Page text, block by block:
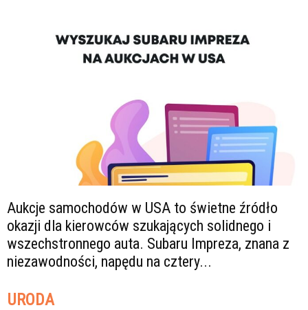
Aukcje samochodów w USA to świetne źródło
okazji dla kierowców szukających solidnego i
wszechstronnego auta. Subaru Impreza, znana z
niezawodności, napędu na cztery...
URODA